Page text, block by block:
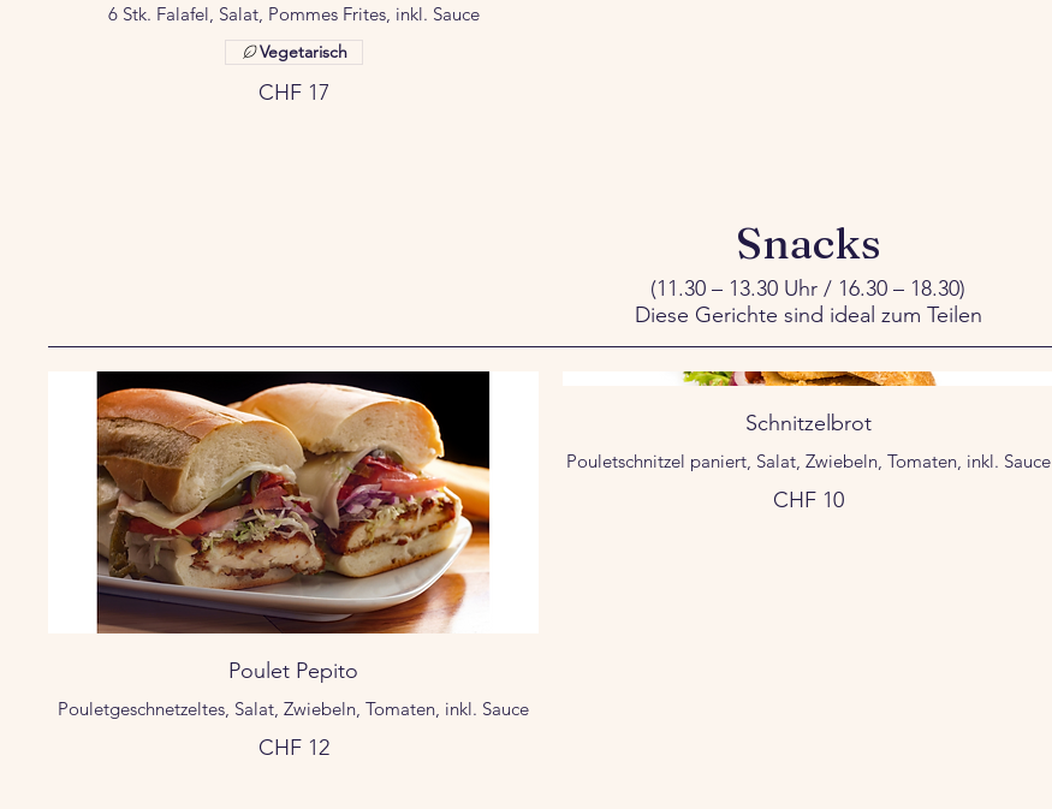
6 Stk. Falafel, Salat, Pommes Frites, inkl. Sauce
CHF 17
Vegetarisch
Snacks
(11.30 – 13.30 Uhr / 16.30 – 18.30)
Diese Gerichte sind ideal zum Teilen
Poulet Pepito
Pouletgeschnetzeltes, Salat, Zwiebeln, Tomaten, inkl. Sauce
CHF 12
Schnitzelbrot
Pouletschnitzel paniert, Salat, Zwiebeln, Tomaten, inkl. Sauce
CHF 10